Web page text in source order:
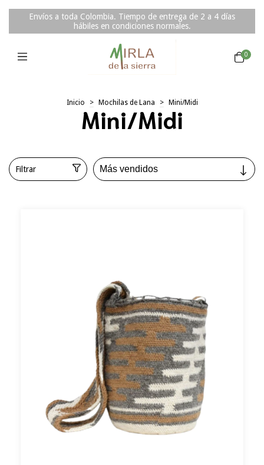
Envíos a toda Colombia. Tiempo de entrega de 2 a 4 días
hábiles en condiciones normales.
0
Inicio > Mochilas de Lana > Mini/Midi
Mini/Midi
Filtrar